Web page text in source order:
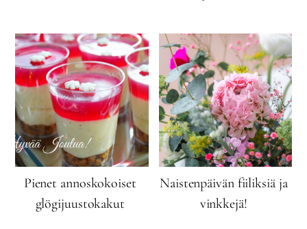
Pienet annoskokoiset
glögijuustokakut
Naistenpäivän fiiliksiä ja
vinkkejä!